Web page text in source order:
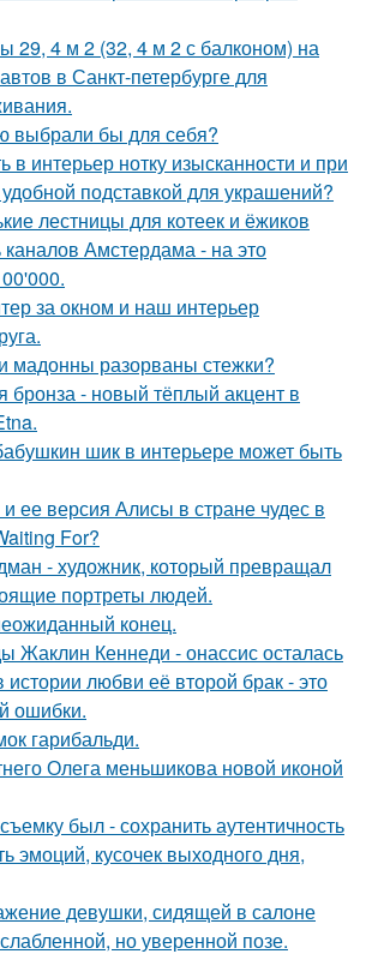
29, 4 м 2 (32, 4 м 2 с балконом) на
в Санкт-петербурге для
выбрали бы для себя?
в интерьер нотку изысканности и при
подставкой для украшений?
лестницы для котеек и ёжиков
Амстердама - на это
за окном и наш интерьер
мадонны разорваны стежки?
- новый тёплый акцент в
шик в интерьере может быть
ее версия Алисы в стране чудес в
For?
- художник, который превращал
портреты людей.
конец.
Жаклин Кеннеди - онассис осталась
истории любви её второй брак - это
ошибки.
гарибальди.
Олега меньшикова новой иконой
был - сохранить аутентичность
эмоций, кусочек выходного дня,
девушки, сидящей в салоне
но уверенной позе.